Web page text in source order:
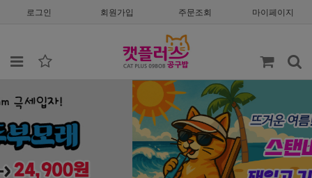
로그인 회원가입 주문조회 마이페이지